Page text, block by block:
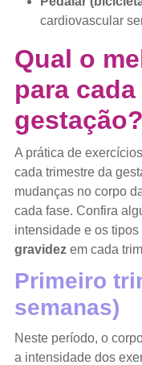
cardiovascular
Qual o
para
gestação?
A prática de
cada trimestre da
mudanças no corpo
cada fase. Confira
intensidade e os tipos
gravidezem cada
Primeiro
semanas)
Neste período, o
a intensidade dos